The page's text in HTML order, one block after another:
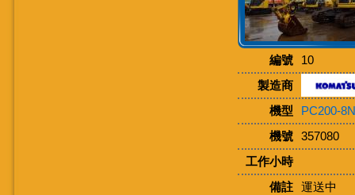
編號
10
製造商
機型
PC200-
機號
357080
工作小時
備註
運送中